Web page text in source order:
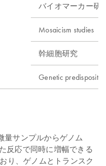
バイオマーカー研
Mosaicism studies
幹細胞研究
Genetic
量サンプルからゲノム
反応で同時に増幅できる
り、ゲノムとトランスク